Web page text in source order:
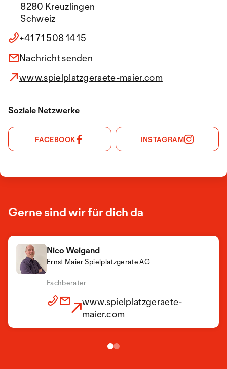
8280 Kreuzlingen
Schweiz
+41 71 508 14 15
Nachricht senden
www.spielplatzgeraete-maier.com
Soziale Netzwerke
FACEBOOK INSTAGRAM
Gerne sind wir für dich da
Nico Weigand
Ernst Maier Spielplatzgeräte AG
Fachberater
www.spielplatzgeraete-
maier.com
www.spielplatzgeraete-
maier.com